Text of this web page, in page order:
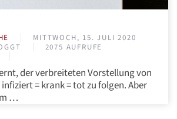
MITTWOCH, 15. JULI 2020
2075 AUFRUFE
der verbreiteten Vorstellung von
= krank = tot zu folgen. Aber
…